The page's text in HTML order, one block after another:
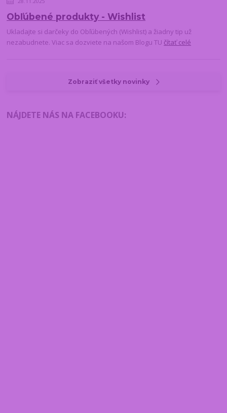
Obľúbené produkty - Wishlist
Ukladajte si darčeky do Obľúbených (Wishlist) a žiadny tip už
nezabudnete. Viac sa dozviete na našom Blogu TU čítať celé
Zobraziť všetky novinky
NÁJDETE NÁS NA FACEBOOKU: